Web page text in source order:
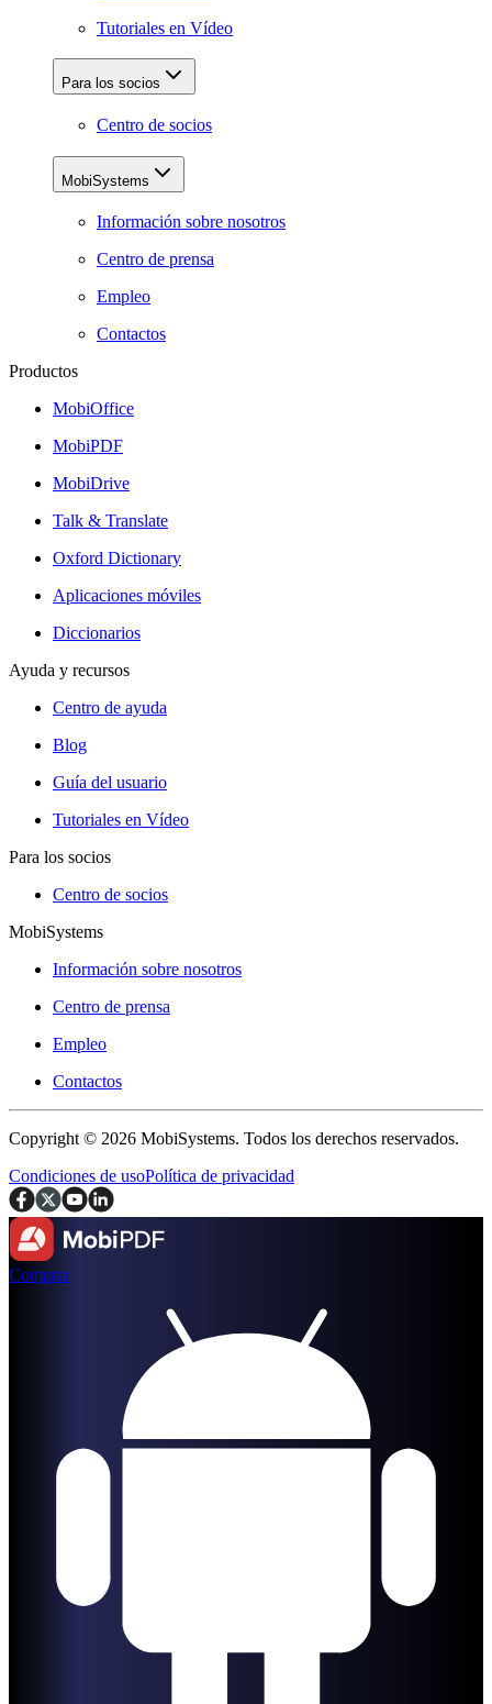
Tutoriales en Vídeo
Para los socios
Centro de socios
MobiSystems
Información sobre nosotros
Centro de prensa
Empleo
Contactos
Productos
MobiOffice
MobiPDF
MobiDrive
Talk & Translate
Oxford Dictionary
Aplicaciones móviles
Diccionarios
Ayuda y recursos
Centro de ayuda
Blog
Guía del usuario
Tutoriales en Vídeo
Para los socios
Centro de socios
MobiSystems
Información sobre nosotros
Centro de prensa
Empleo
Contactos
Copyright © 2026 MobiSystems. Todos los derechos reservados.
Condiciones de usoPolítica de privacidad
Comprar